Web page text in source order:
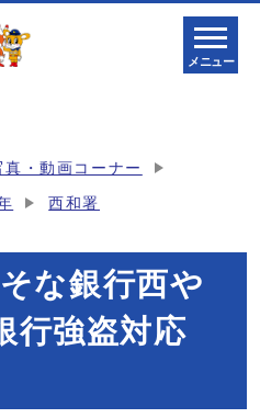
メニュー
真・動画コーナー
西和署
な銀行西や
行強盗対応